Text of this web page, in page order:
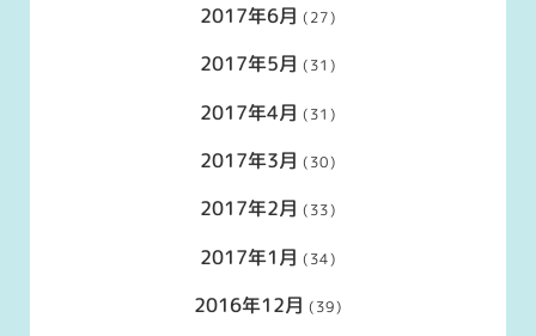
2017年6月 (27)
2017年5月 (31)
2017年4月 (31)
2017年3月 (30)
2017年2月 (33)
2017年1月 (34)
2016年12月 (39)